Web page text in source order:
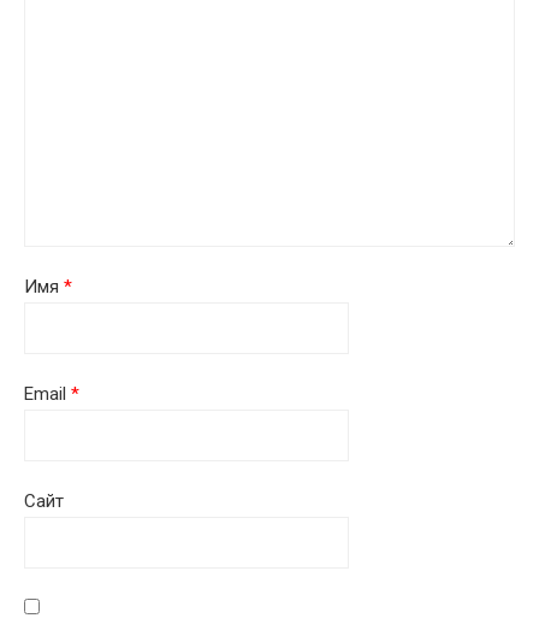
Имя *
Email *
Сайт